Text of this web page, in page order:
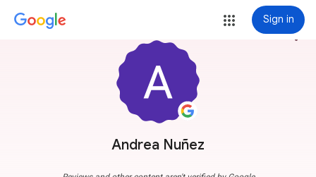
Sign in
Andrea Nuñez
more_vert